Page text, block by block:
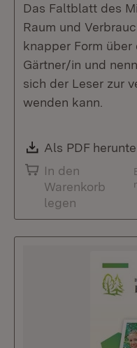
Das Faltblatt des
Raum und
knapper Form
Gärtner/in und
sich der Leser zur
wenden kann.
Download:
Als PDF
In den
Warenkorb
legen